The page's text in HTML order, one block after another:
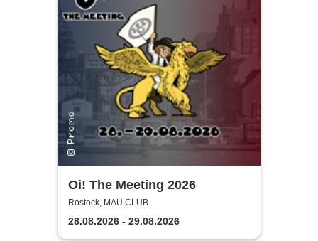
Oi! The Meeting 2026
Rostock, MAU CLUB
28.08.2026 - 29.08.2026